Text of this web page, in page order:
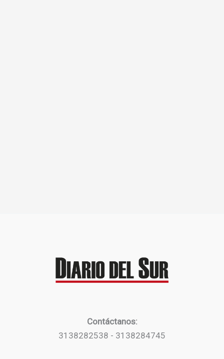
Contáctanos:
3138282538 - 3138284745